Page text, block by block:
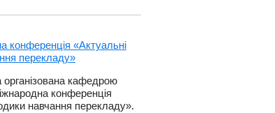
конференція «Актуальні
перекладу»
організована кафедрою
конференція
навчання перекладу».